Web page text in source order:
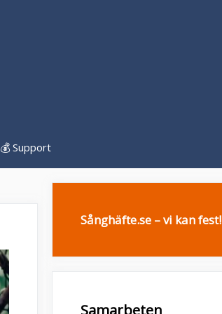
💰 Support
Sånghäfte.se – vi kan fest!
Samarbeten